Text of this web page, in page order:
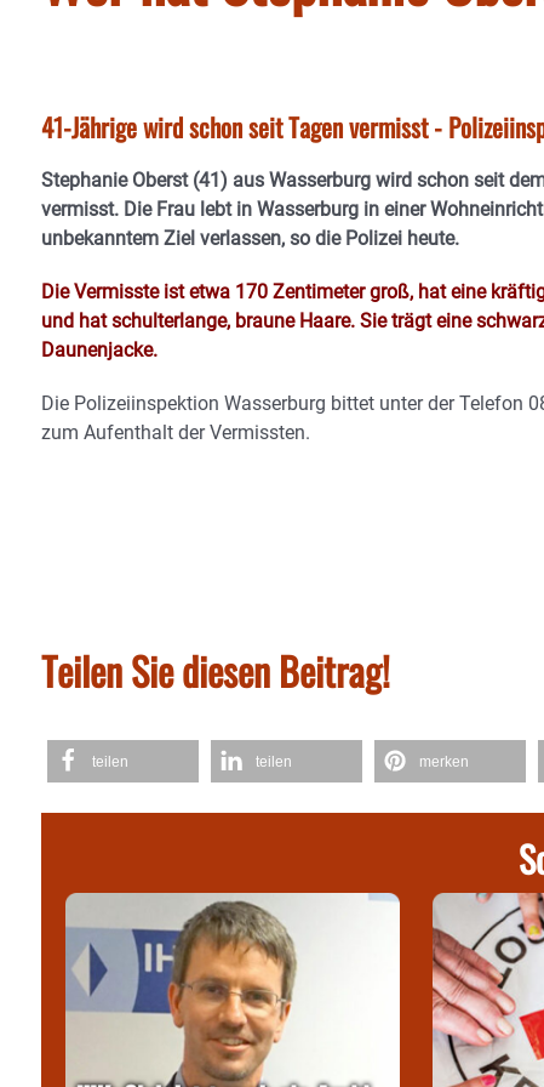
41-Jährige wird schon seit Tagen vermisst -
Stephanie Oberst (41) aus Wasserburg wird schon seit
vermisst. Die Frau lebt in Wasserburg in einer
unbekanntem Ziel verlassen, so die Polizei heute.
Die Vermisste ist etwa 170 Zentimeter groß, hat eine
und hat schulterlange, braune Haare. Sie trägt eine
Daunenjacke.
Die Polizeiinspektion Wasserburg bittet unter der Telefon
zum Aufenthalt der Vermissten.
Teilen Sie diesen Beitrag!
teilen teilen merken